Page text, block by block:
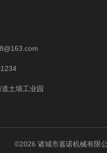
土墙工业园
©2026 诸城市嘉诺机械有